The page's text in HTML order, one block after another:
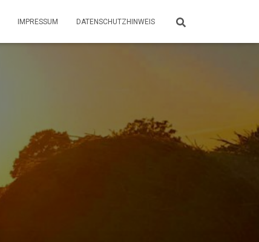
IMPRESSUM DATENSCHUTZHINWEIS